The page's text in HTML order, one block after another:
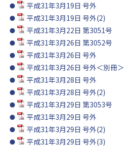
平成31年3月19日 号外
平成31年3月19日 号外(2)
平成31年3月22日 第3051号
平成31年3月26日 第3052号
平成31年3月26日 号外
平成31年3月26日 号外＜別冊＞
平成31年3月28日 号外
平成31年3月28日 号外(2)
平成31年3月29日 第3053号
平成31年3月29日 号外
平成31年3月29日 号外(2)
平成31年3月29日 号外(3)